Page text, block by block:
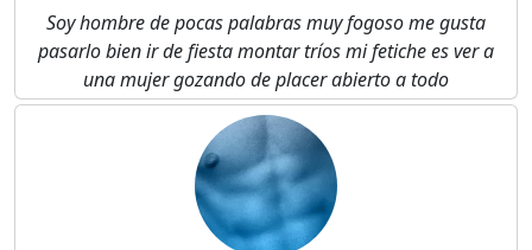
Soy hombre de pocas palabras muy fogoso me gusta
pasarlo bien ir de fiesta montar tríos mi fetiche es ver a
una mujer gozando de placer abierto a todo